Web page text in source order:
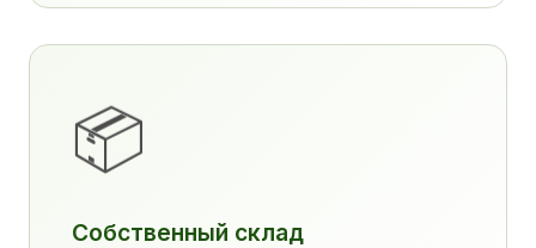
📦
Собственный склад